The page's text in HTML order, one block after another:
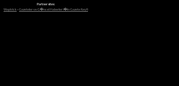
Partner sites:
Waptrick-Gazeteler ve G�ncel Haberler i�in Gazete Keyfi